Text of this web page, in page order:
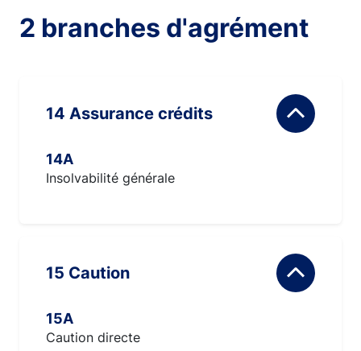
2 branches d'agrément
14 Assurance crédits
14A
Insolvabilité générale
15 Caution
15A
Caution directe